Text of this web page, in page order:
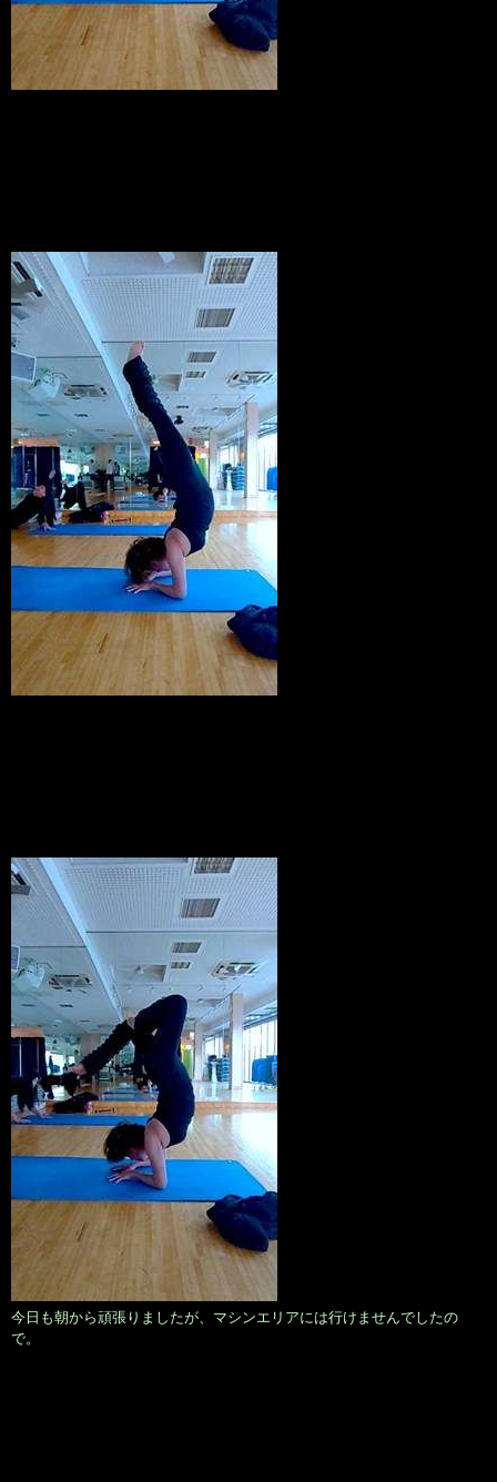
今日も朝から頑張りましたが、マシンエリアには行けませんでしたの
で。